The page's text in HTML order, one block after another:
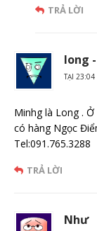
TRẢ LỜI
long
TẠI 23:04
Minhg là Long .
có hàng Ngọc
Tel:091.765.3288
TRẢ LỜI
Như